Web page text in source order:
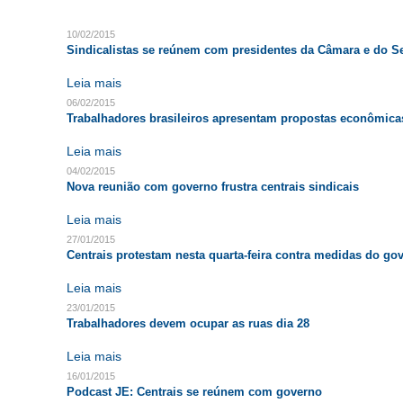
10/02/2015
Sindicalistas se reúnem com presidentes da Câmara e do
Leia mais
06/02/2015
Trabalhadores brasileiros apresentam propostas
Leia mais
04/02/2015
Nova reunião com governo frustra centrais sindicais
Leia mais
27/01/2015
Centrais protestam nesta quarta-feira contra medidas do
Leia mais
23/01/2015
Trabalhadores devem ocupar as ruas dia 28
Leia mais
16/01/2015
Podcast JE: Centrais se reúnem com governo